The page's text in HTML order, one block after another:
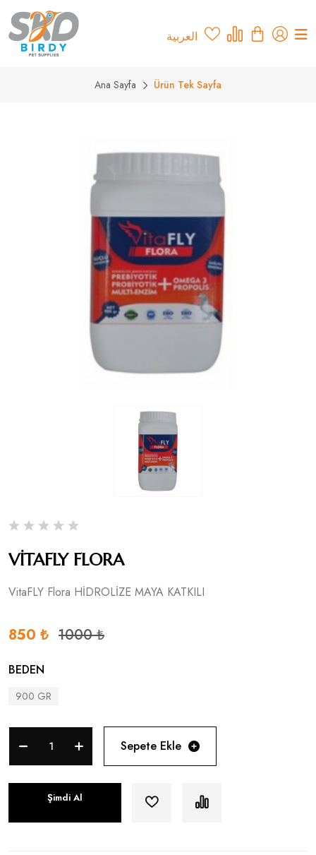
العربية
Ana Sayfa Ürün Tek Sayfa
VİTAFLY FLORA
VitaFLY Flora HİDROLİZE MAYA KATKILI
850 ₺ 1000 ₺
BEDEN
900 GR
Sepete Ekle
Şimdi Al